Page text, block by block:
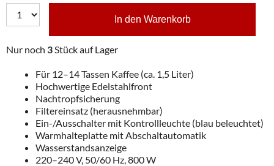
In den Warenkorb
Nur noch 3 Stück auf Lager
Für 12–14 Tassen Kaffee (ca. 1,5 Liter)
Hochwertige Edelstahlfront
Nachtropfsicherung
Filtereinsatz (herausnehmbar)
Ein-/Ausschalter mit Kontrollleuchte (blau beleuchtet)
Warmhalteplatte mit Abschaltautomatik
Wasserstandsanzeige
220–240 V, 50/60 Hz, 800 W